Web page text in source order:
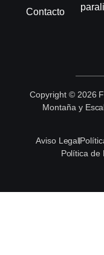
Contacto
Copyright © 2026
Montaña y
Aviso Legal
Política de